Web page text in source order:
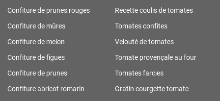
Confiture de prunes rouges
Confiture de mûres
Confiture de melon
Confiture de figues
Confiture de prunes
Confiture abricot romarin
Recette coulis de tomates
Tomates confites
Velouté de tomates
Tomate provençale au four
Tomates farcies
Gratin courgette tomate